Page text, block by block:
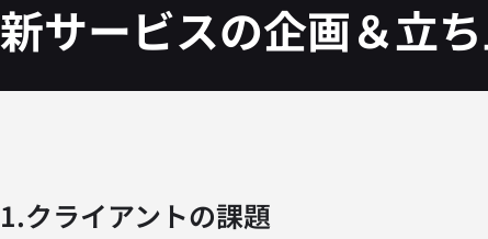
新サービスの企画＆立
1.クライアントの課題